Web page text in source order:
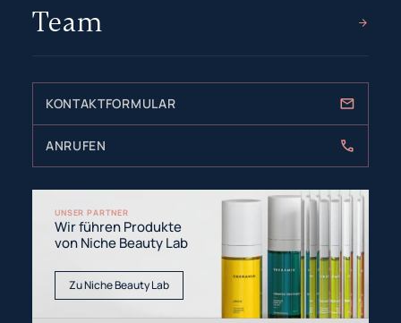
Team
KONTAKTFORMULAR
ANRUFEN
UNSER PARTNER
Wir führen Produkte
von Niche Beauty Lab
Zu Niche Beauty Lab